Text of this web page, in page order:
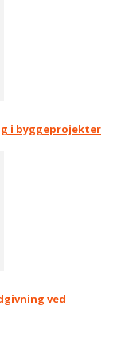
i byggeprojekter
ved